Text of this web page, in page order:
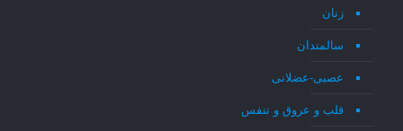
زنان
سالمندان
عصبی-عضلانی
قلب و عروق و تنفس